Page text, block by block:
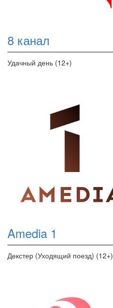
8 канал
Удачный день (12+)
Amedia 1
Декстер (Уходящий поезд) (12+)